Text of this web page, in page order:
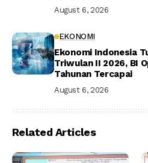
August 6, 2026
EKONOMI
Ekonomi Indonesia
Triwulan II 2026, BI
Tahunan Tercapai
August 6, 2026
Related Articles